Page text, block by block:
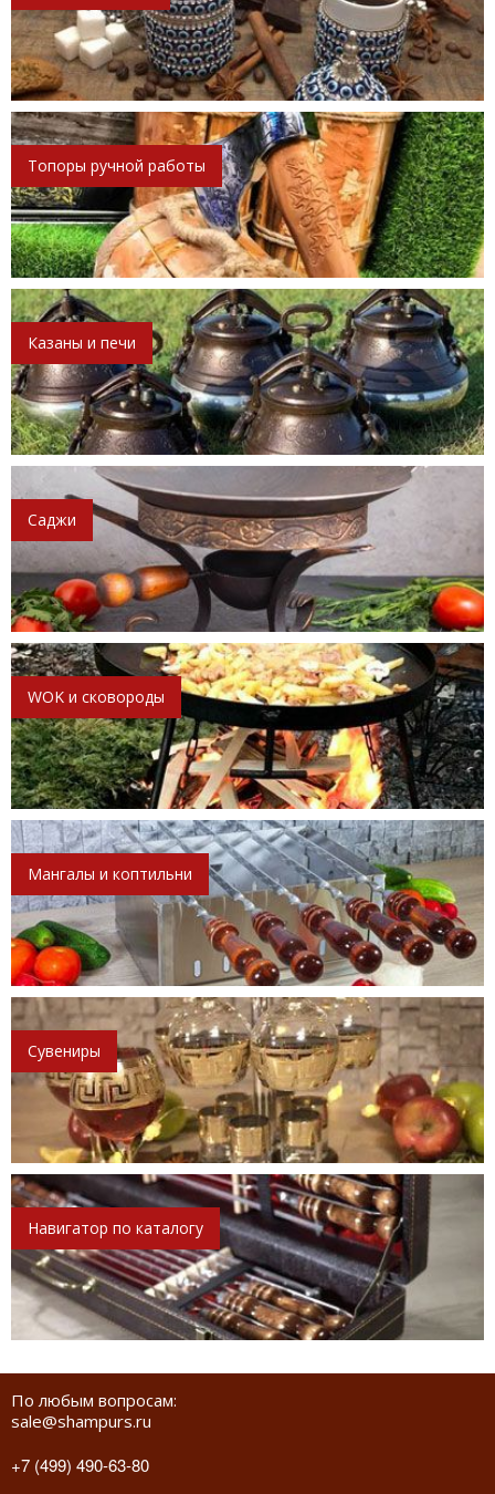
Топоры ручной работы
Казаны и печи
Саджи
WOK и сковороды
Мангалы и коптильни
Сувениры
Навигатор по каталогу
По любым вопросам:
sale@shampurs.ru
+7 (499) 490-63-80